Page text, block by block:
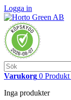
Logga in
Varukorg 0 Produkt
Inga produkter